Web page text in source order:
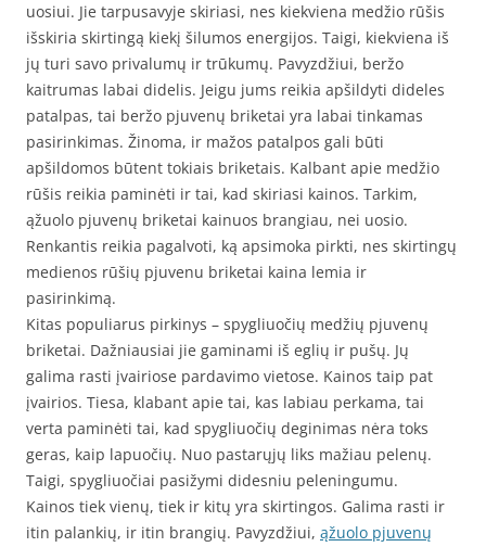
uosiui. Jie tarpusavyje skiriasi, nes kiekviena medžio rūšis
išskiria skirtingą kiekį šilumos energijos. Taigi, kiekviena iš
jų turi savo privalumų ir trūkumų. Pavyzdžiui, beržo
kaitrumas labai didelis. Jeigu jums reikia apšildyti dideles
patalpas, tai beržo pjuvenų briketai yra labai tinkamas
pasirinkimas. Žinoma, ir mažos patalpos gali būti
apšildomos būtent tokiais briketais. Kalbant apie medžio
rūšis reikia paminėti ir tai, kad skiriasi kainos. Tarkim,
ąžuolo pjuvenų briketai kainuos brangiau, nei uosio.
Renkantis reikia pagalvoti, ką apsimoka pirkti, nes skirtingų
medienos rūšių pjuvenu briketai kaina lemia ir
pasirinkimą.
Kitas populiarus pirkinys – spygliuočių medžių pjuvenų
briketai. Dažniausiai jie gaminami iš eglių ir pušų. Jų
galima rasti įvairiose pardavimo vietose. Kainos taip pat
įvairios. Tiesa, klabant apie tai, kas labiau perkama, tai
verta paminėti tai, kad spygliuočių deginimas nėra toks
geras, kaip lapuočių. Nuo pastarųjų liks mažiau pelenų.
Taigi, spygliuočiai pasižymi didesniu peleningumu.
Kainos tiek vienų, tiek ir kitų yra skirtingos. Galima rasti ir
itin palankių, ir itin brangių. Pavyzdžiui, ąžuolo pjuvenų